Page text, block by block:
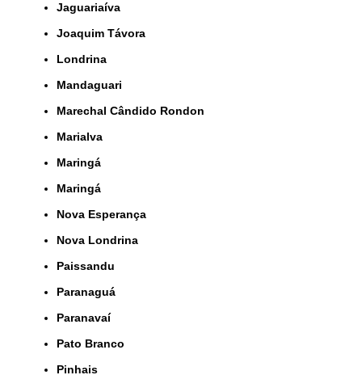
Jaguariaíva
Joaquim Távora
Londrina
Mandaguari
Marechal Cândido Rondon
Marialva
Maringá
Maringá
Nova Esperança
Nova Londrina
Paissandu
Paranaguá
Paranavaí
Pato Branco
Pinhais